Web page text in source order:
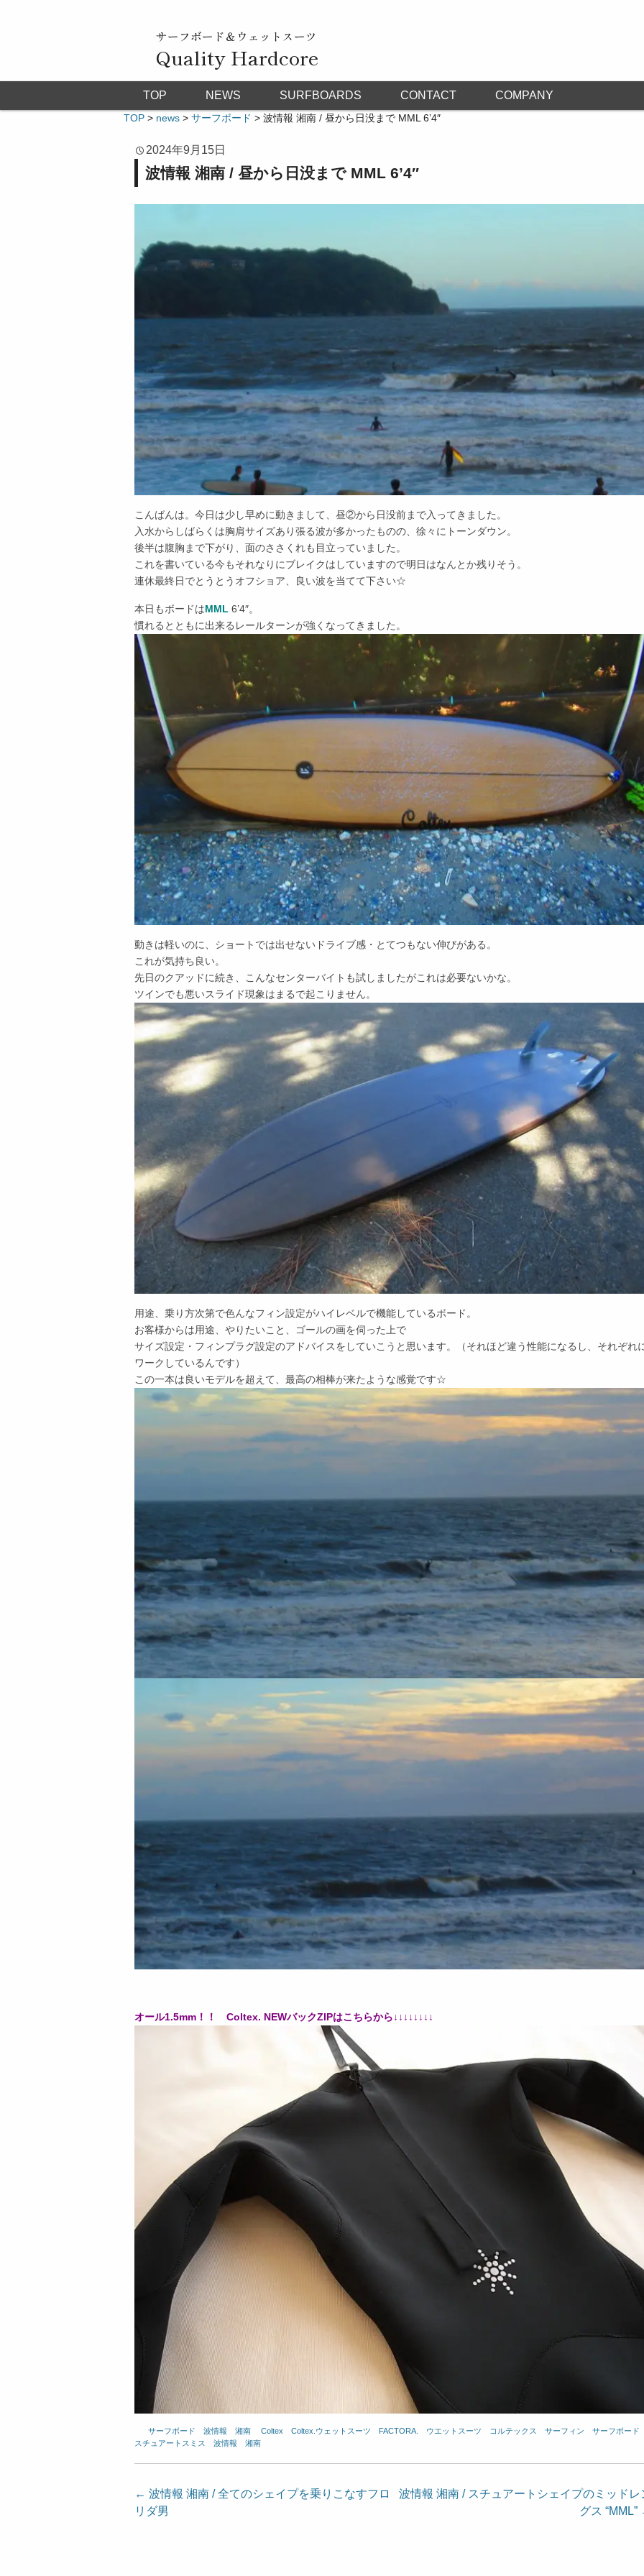
サーフボード＆ウェットスーツ
Quality Hardcore
TOP NEWS SURFBOARDS CONTACT COMPANY
TOP > news > サーフボード > 波情報 湘南 / 昼から日没まで MML 6’4″
2024年9月15日
波情報 湘南 / 昼から日没まで MML 6’4″
こんばんは。今日は少し早めに動きまして、昼②から日没前まで入ってきました。
入水からしばらくは胸肩サイズあり張る波が多かったものの、徐々にトーンダウン。
後半は腹胸まで下がり、面のささくれも目立っていました。
これを書いている今もそれなりにブレイクはしていますので明日はなんとか残りそう。
連休最終日でとうとうオフショア、良い波を当てて下さい☆
本日もボードはMML 6’4″。
慣れるとともに出来るレールターンが強くなってきました。
動きは軽いのに、ショートでは出せないドライブ感・とてつもない伸びがある。
これが気持ち良い。
先日のクアッドに続き、こんなセンターバイトも試しましたがこれは必要ないかな。
ツインでも悪いスライド現象はまるで起こりません。
用途、乗り方次第で色んなフィン設定がハイレベルで機能しているボード。
お客様からは用途、やりたいこと、ゴールの画を伺った上で
サイズ設定・フィンプラグ設定のアドバイスをしていこうと思います。（それほど違う性能になるし、それぞれ
ワークしているんです）
この一本は良いモデルを超えて、最高の相棒が来たような感覚です☆
オール1.5mm！！ Coltex. NEWバックZIPはこちらから↓↓↓↓↓↓↓↓
サーフボード 波情報 湘南 Coltex Coltex.ウェットスーツ FACTORA. ウエットスーツ コルテックス サーフィン サーフボード
スチュアートスミス
波情報 湘南
投
稿
← 波情報 湘南 / 全てのシェイプを乗りこなすフロ
リダ男
波情報 湘南 / スチュアートシェイプのミッドレ
グス “MML”